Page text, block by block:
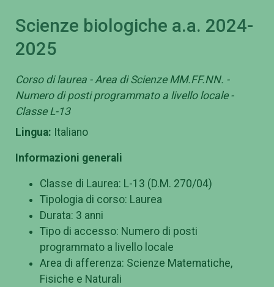
Scienze biologiche a.a. 2024-
2025
Corso di laurea - Area di Scienze MM.FF.NN. -
Numero di posti programmato a livello locale -
Classe L-13
Lingua: Italiano
Informazioni generali
Classe di Laurea: L-13 (D.M. 270/04)
Tipologia di corso: Laurea
Durata: 3 anni
Tipo di accesso: Numero di posti
programmato a livello locale
Area di afferenza: Scienze Matematiche,
Fisiche e Naturali